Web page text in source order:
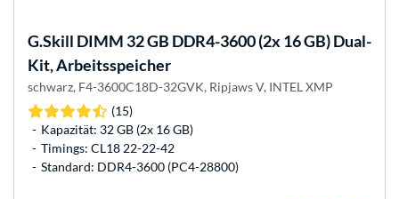
G.Skill DIMM 32 GB DDR4-3600 (2x 16 GB) Dual-
Kit, Arbeitsspeicher
schwarz, F4-3600C18D-32GVK, Ripjaws V, INTEL XMP
(15)
Kapazität: 32 GB (2x 16 GB)
Timings: CL18 22-22-42
Standard: DDR4-3600 (PC4-28800)